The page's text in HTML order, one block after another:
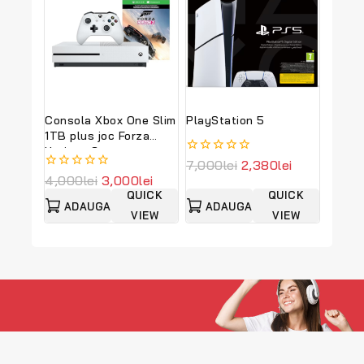
Microsoft Windows 10
vanzare
Consola Xbox One Slim
1TB plus joc Forza
Horizon 3
0
din
5
4,000lei Prețul
inițial
a
fost:
3,000leiPrețul
curent
este:
3,000lei.
ADAUGA
IN COS
QUICK
VIEW
vanzare
PlayStation 5
0
din
7,000lei Prețul
fost:
7,000lei.
2,380leiPrețul
este:
2,380lei.
ADAUGA
IN COS
QUICK
VIEW